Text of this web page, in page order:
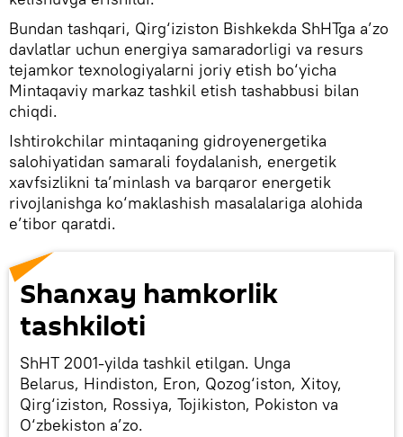
Bundan tashqari, Qirg‘iziston Bishkekda ShHTga a’zo
davlatlar uchun energiya samaradorligi va resurs
tejamkor texnologiyalarni joriy etish bo‘yicha
Mintaqaviy markaz tashkil etish tashabbusi bilan
chiqdi.
Ishtirokchilar mintaqaning gidroyenergetika
salohiyatidan samarali foydalanish, energetik
xavfsizlikni ta’minlash va barqaror energetik
rivojlanishga ko‘maklashish masalalariga alohida
e’tibor qaratdi.
Shanxay hamkorlik
tashkiloti
ShHT 2001-yilda tashkil etilgan. Unga
Belarus, Hindiston, Eron, Qozog‘iston, Xitoy,
Qirg‘iziston, Rossiya, Tojikiston, Pokiston va
O‘zbekiston a’zo.